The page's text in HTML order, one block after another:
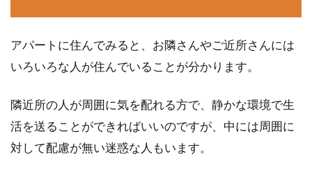
アパートの給湯器トラブル！異音が
する場合の原因と対処方法
アパートやマンションなどの賃貸物件に住んで
いると、様々な音が聞こえてくるものです。そ
の音のなか...
アパートに住んでみると、お隣さんやご近所さんには
いろいろな人が住んでいることが分かります。
隣近所の人が周囲に気を配れる方で、静かな環境で生
活を送ることができればいいのですが、中には周囲に
対して配慮が無い迷惑な人もいます。